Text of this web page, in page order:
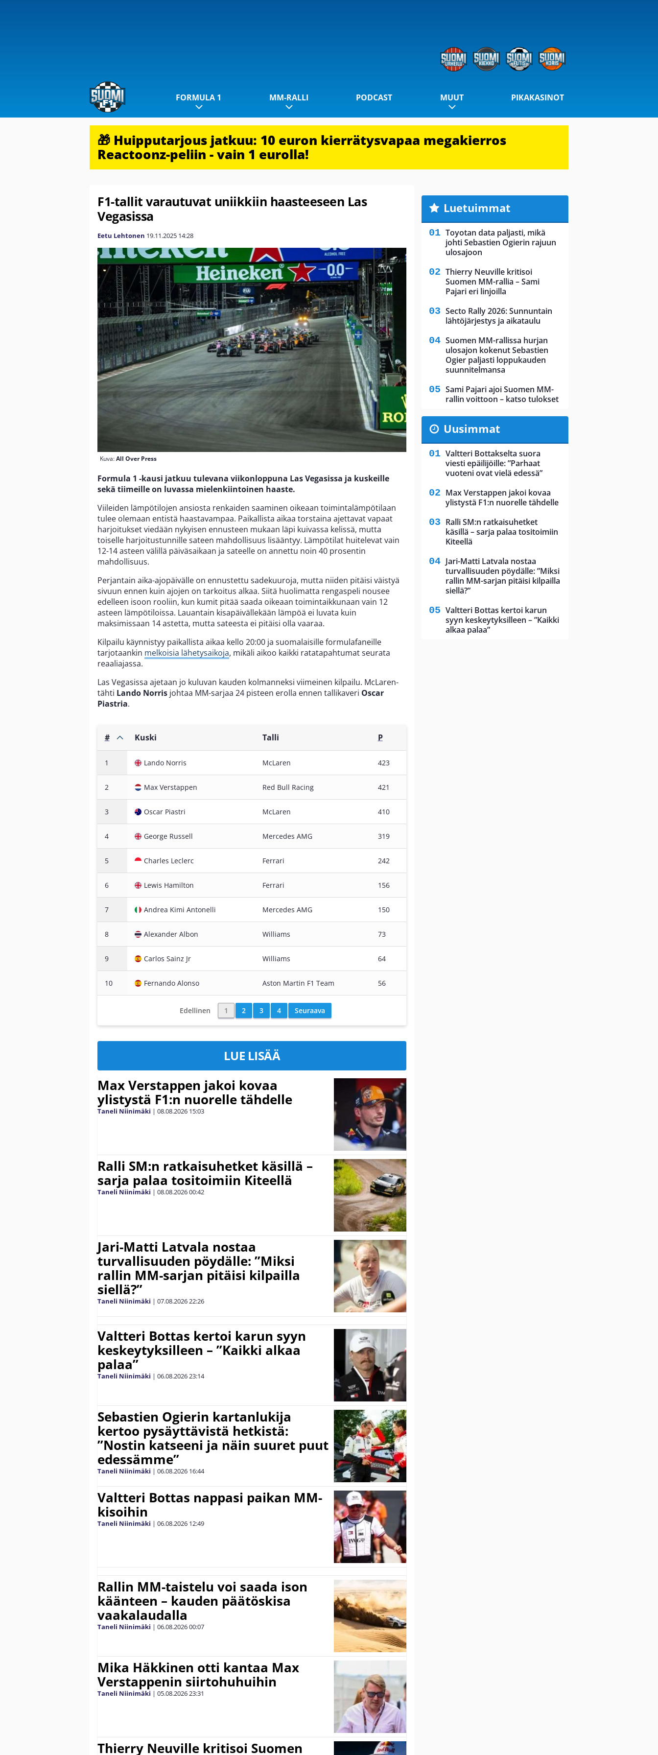
FORMULA 1 MM-RALLI PODCAST MUUT PIKAKASINOT
🎁 Huipputarjous jatkuu: 10 euron kierrätysvapaa megakierros
Reactoonz-peliin - vain 1 eurolla!
F1-tallit varautuvat uniikkiin haasteeseen Las
Vegasissa
Eetu Lehtonen 19.11.2025 14:28
Kuva:All Over Press
Formula 1 -kausi jatkuu tulevana viikonloppuna Las Vegasissa ja kuskeille
sekä tiimeille on luvassa mielenkiintoinen haaste.
Viileiden lämpötilojen ansiosta renkaiden saaminen oikeaan toimintalämpötilaan
tulee olemaan entistä haastavampaa. Paikallista aikaa torstaina ajettavat vapaat
harjoitukset viedään nykyisen ennusteen mukaan läpi kuivassa kelissä, mutta
toiselle harjoitustunnille sateen mahdollisuus lisääntyy. Lämpötilat huitelevat vain
12-14 asteen välillä päiväsaikaan ja sateelle on annettu noin 40 prosentin
mahdollisuus.
Perjantain aika-ajopäivälle on ennustettu sadekuuroja, mutta niiden pitäisi väistyä
sivuun ennen kuin ajojen on tarkoitus alkaa. Siitä huolimatta rengaspeli nousee
edelleen isoon rooliin, kun kumit pitää saada oikeaan toimintaikkunaan vain 12
asteen lämpötiloissa. Lauantain kisapäivällekään lämpöä ei luvata kuin
maksimissaan 14 astetta, mutta sateesta ei pitäisi olla vaaraa.
Kilpailu käynnistyy paikallista aikaa kello 20:00 ja suomalaisille formulafaneille
tarjotaankin melkoisia lähetysaikoja, mikäli aikoo kaikki ratatapahtumat seurata
reaaliajassa.
Las Vegasissa ajetaan jo kuluvan kauden kolmanneksi viimeinen kilpailu. McLaren-
tähti Lando Norris johtaa MM-sarjaa 24 pisteen erolla ennen tallikaveri Oscar
Piastria.
# Kuski Talli P
1 Lando Norris McLaren 423
2 Max Verstappen Red Bull Racing 421
3 Oscar Piastri McLaren 410
4 George Russell Mercedes AMG 319
5 Charles Leclerc Ferrari 242
6 Lewis Hamilton Ferrari 156
7 Andrea Kimi Antonelli Mercedes AMG 150
8 Alexander Albon Williams 73
9 Carlos Sainz Jr Williams 64
10 Fernando Alonso Aston Martin F1 Team 56
Edellinen 1 2 3 4 Seuraava
LUE LISÄÄ
Max Verstappen jakoi kovaa
ylistystä F1:n nuorelle tähdelle
Taneli Niinimäki | 08.08.2026 15:03
Ralli SM:n ratkaisuhetket käsillä –
sarja palaa tositoimiin Kiteellä
Taneli Niinimäki | 08.08.202600:42
Jari-Matti Latvala nostaa
turvallisuuden pöydälle: ”Miksi
rallin MM-sarjan pitäisi kilpailla
siellä?”
Taneli Niinimäki | 07.08.202622:26
Valtteri Bottas kertoi karun syyn
keskeytyksilleen – ”Kaikki alkaa
palaa”
Taneli Niinimäki | 06.08.202623:14
Sebastien Ogierin kartanlukija
kertoo pysäyttävistä hetkistä:
”Nostin katseeni ja näin suuret puut
edessämme”
Taneli Niinimäki | 06.08.2026 16:44
Valtteri Bottas nappasi paikan MM-
kisoihin
Taneli Niinimäki | 06.08.2026 12:49
Rallin MM-taistelu voi saada ison
käänteen – kauden päätöskisa
vaakalaudalla
Taneli Niinimäki | 06.08.202600:07
Mika Häkkinen otti kantaa Max
Verstappenin siirtohuhuihin
Taneli Niinimäki | 05.08.202623:31
Thierry Neuville kritisoi Suomen
Luetuimmat
Toyotan data paljasti, mikä
johti Sebastien Ogierin rajuun
ulosajoon
Thierry Neuville kritisoi
Suomen MM-rallia – Sami
Pajari eri linjoilla
Secto Rally 2026: Sunnuntain
lähtöjärjestys ja aikataulu
Suomen MM-rallissa hurjan
ulosajon kokenut Sebastien
Ogier paljasti loppukauden
suunnitelmansa
Sami Pajari ajoi Suomen MM-
rallin voittoon – katso tulokset
Uusimmat
Valtteri Bottakselta suora
viesti epäilijöille: ”Parhaat
vuoteni ovat vielä edessä”
Max Verstappen jakoi kovaa
ylistystä F1:n nuorelle tähdelle
Ralli SM:n ratkaisuhetket
käsillä – sarja palaa tositoimiin
Kiteellä
Jari-Matti Latvala nostaa
turvallisuuden pöydälle: ”Miksi
rallin MM-sarjan pitäisi kilpailla
siellä?”
Valtteri Bottas kertoi karun
syyn keskeytyksilleen – ”Kaikki
alkaa palaa”